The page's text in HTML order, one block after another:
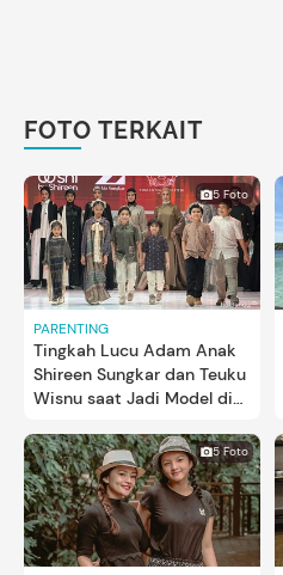
FOTO TERKAIT
5 Foto
PARENTING
Tingkah Lucu Adam Anak
Shireen Sungkar dan Teuku
Wisnu saat Jadi Model di
5 Foto